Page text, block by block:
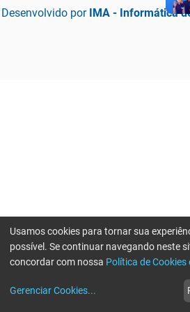
Desenvolvido por IMA - Informática
Usamos cookies para tornar sua
possível. Se continuar navegando neste
concordar com nossa Política de
Gerenciar Cookies...
Erro ao enviar informações, por favor